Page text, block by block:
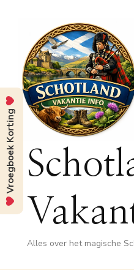
Alles over het magische
Vroegboek Korting